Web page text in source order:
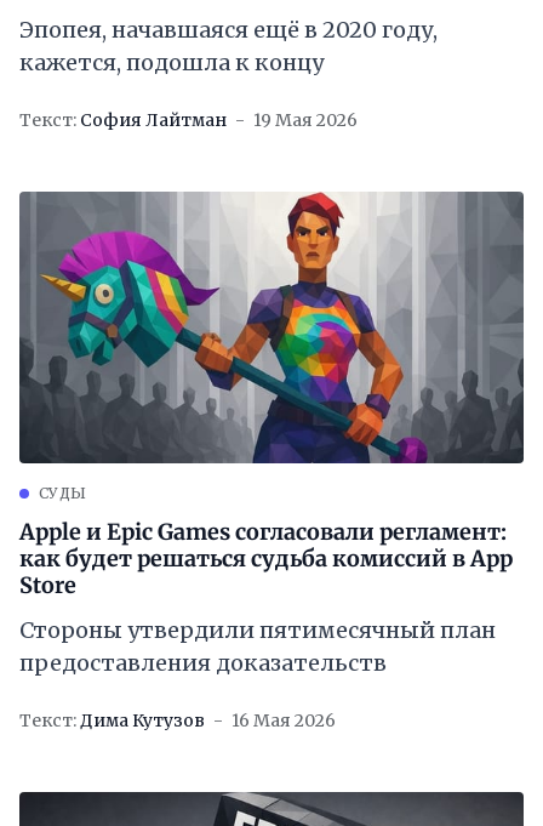
Эпопея, начавшаяся ещё в 2020 году,
кажется, подошла к концу
Текст: София Лайтман 19 Мая 2026
СУДЫ
Apple и Epic Games согласовали регламент:
как будет решаться судьба комиссий в App
Store
Стороны утвердили пятимесячный план
предоставления доказательств
Текст:Дима Кутузов 16 Мая 2026